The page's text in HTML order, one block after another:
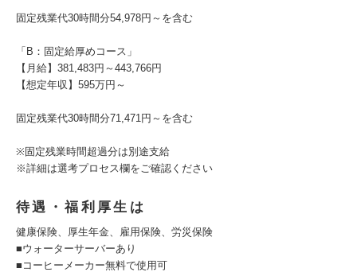
固定残業代30時間分54,978円～を含む
「B：固定給厚めコース」
【月給】381,483円～443,766円
【想定年収】595万円～
固定残業代30時間分71,471円～を含む
※固定残業時間超過分は別途支給
※詳細は選考プロセス欄をご確認ください
待遇・福利厚生は
健康保険、厚生年金、雇用保険、労災保険
■ウォーターサーバーあり
■コーヒーメーカー無料で使用可